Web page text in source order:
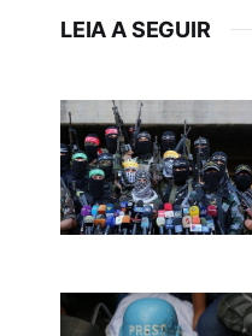
LEIA A SEGUIR